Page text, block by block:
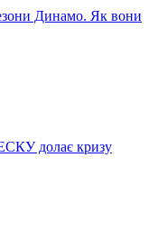
Динамо. Як вони
долає кризу